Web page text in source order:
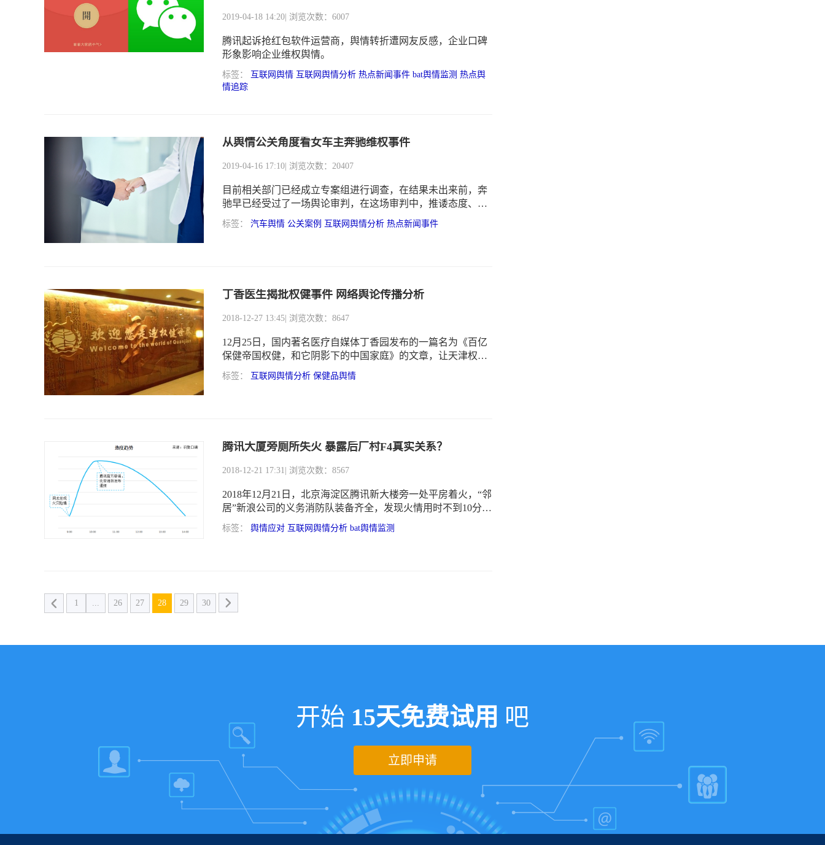
2019-04-18 14:20 | 浏览次数：6007
腾讯起诉抢红包软件运营商，舆情转折遭网友反感，企业口碑
形象影响企业维权舆情。
标签： 互联网舆情 互联网舆情分析 热点新闻事件 bat舆情监测 热点舆
情追踪
从舆情公关角度看女车主奔驰维权事件
2019-04-16 17:10 | 浏览次数：20407
目前相关部门已经成立专案组进行调查，在结果未出来前，奔
驰早已经受过了一场舆论审判，在这场审判中，推诿态度、乱
收费形象已然生根。
标签： 汽车舆情 公关案例 互联网舆情分析 热点新闻事件
丁香医生揭批权健事件 网络舆论传播分析
2018-12-27 13:45 | 浏览次数：8647
12月25日，国内著名医疗自媒体丁香园发布的一篇名为《百亿
保健帝国权健，和它阴影下的中国家庭》的文章，让天津权健
集团及其董事长束昱辉陷入了舆论漩涡——文章以一名女童疑
因使用该公司产品而放弃正规治疗最终去世为引，揭开“权健保
标签： 互联网舆情分析 保健品舆情
腾讯大厦旁厕所失火 暴露后厂村F4真实关系？
2018-12-21 17:31 | 浏览次数：8567
2018年12月21日，北京海淀区腾讯新大楼旁一处平房着火，“邻
居”新浪公司的义务消防队装备齐全，发现火情用时不到10分钟
将火扑灭。消防队到达现场后经核实，着火平房为公厕，初步
判定起火部位为公厕内纸篓，无人员伤亡。
标签： 舆情应对 互联网舆情分析 bat舆情监测
1 ... 26 27 28 29 30
开始 15天免费试用 吧
立即申请